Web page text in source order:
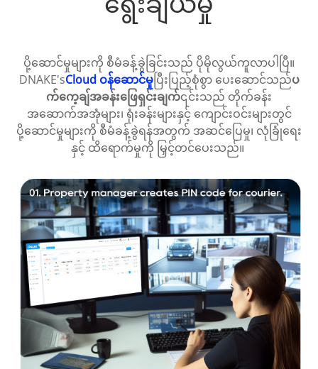
ပို့ဆောင်မှုများကို စီမံခန့်ခွဲခြင်းသည် ပိုမိုလွယ်ကူလာပါပြီ။
DNAKE'sCloud ဝန်ဆောင်မှုပြီးပြည့်စုံစွာ ပေးဆောင်သည်ပ
က်ကေ့ချ်အခန်းဖြေရှင်းချက်၎င်းသည် တိုက်ခန်း
အဆောက်အအုံများ၊ ရုံးခန်းများနှင့် ကျောင်းဝင်းများတွင်
ပို့ဆောင်မှုများကို စီမံခန့်ခွဲရန်အတွက် အဆင်ပြေမှု၊ လုံခြုံရေး
နှင့် ထိရောက်မှုကို မြှင့်တင်ပေးသည်။